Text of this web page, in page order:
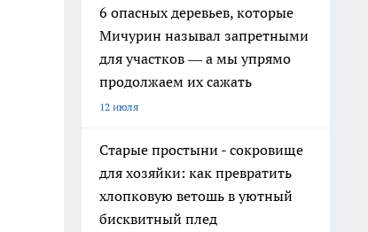
6 опасных деревьев, которые
Мичурин называл запретными
для участков — а мы упрямо
продолжаем их сажать
12 июля
Старые простыни - сокровище
для хозяйки: как превратить
хлопковую ветошь в уютный
бисквитный плед